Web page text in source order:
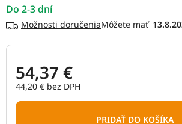
Do 2-3 dní
Možnosti doručenia
54,37 €
44,20 € bez DPH
Jednotková
PRIDAŤ DO KOŠÍKA